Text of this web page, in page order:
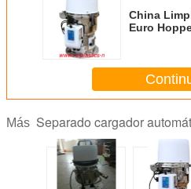
China
Euro
remoto
Más Separado cargador